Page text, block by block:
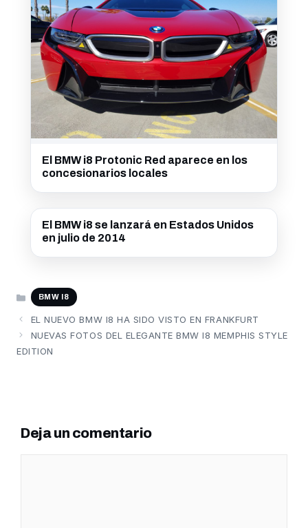
El BMW i8 Protonic Red aparece en los
concesionarios locales
El BMW i8 se lanzará en Estados Unidos
en julio de 2014
CATEGORÍAS
BMW I8
EL NUEVO BMW I8 HA SIDO VISTO EN FRANKFURT
NUEVAS FOTOS DEL ELEGANTE BMW I8 MEMPHIS STYLE
EDITION
Deja un comentario